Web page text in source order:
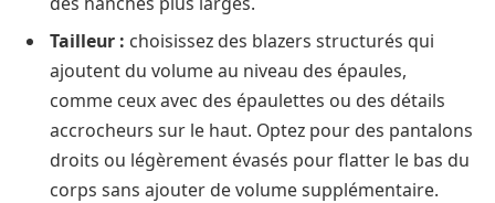
Tailleur : choisissez des blazers structurés qui
ajoutent du volume au niveau des épaules,
comme ceux avec des épaulettes ou des détails
accrocheurs sur le haut. Optez pour des pantalons
droits ou légèrement évasés pour flatter le bas du
corps sans ajouter de volume supplémentaire.